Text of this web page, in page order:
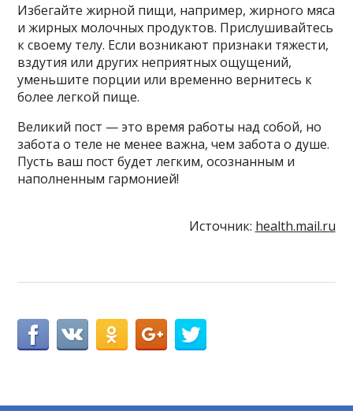
Избегайте жирной пищи, например, жирного мяса
и жирных молочных продуктов. Прислушивайтесь
к своему телу. Если возникают признаки тяжести,
вздутия или других неприятных ощущений,
уменьшите порции или временно вернитесь к
более легкой пище.
Великий пост — это время работы над собой, но
забота о теле не менее важна, чем забота о душе.
Пусть ваш пост будет легким, осознанным и
наполненным гармонией!
Источник: health.mail.ru